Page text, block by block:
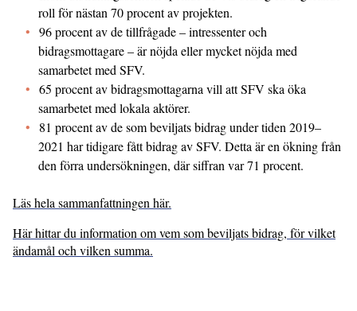
roll för nästan 70 procent av projekten.
96 procent av de tillfrågade – intressenter och
bidragsmottagare – är nöjda eller mycket nöjda med
samarbetet med SFV.
65 procent av bidragsmottagarna vill att SFV ska öka
samarbetet med lokala aktörer.
81 procent av de som beviljats bidrag under tiden 2019–
2021 har tidigare fått bidrag av SFV. Detta är en ökning från
den förra undersökningen, där siffran var 71 procent.
Läs hela sammanfattningen här.
Här hittar du information om vem som beviljats bidrag, för vilket
ändamål och vilken summa.